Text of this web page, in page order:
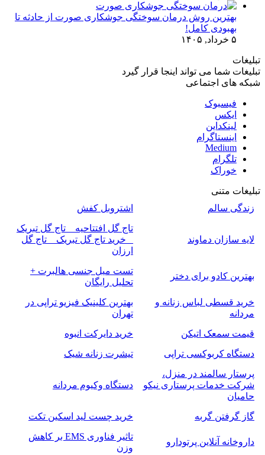
بهترین روش درمان سوختگی جوشکاری صورت از حادثه تا
بهبودی کامل!
۵ خرداد, ۱۴۰۵
تبلیغات
تبلیغات شما می تواند اینجا قرار گیرد
شبکه های اجتماعی
فیسبوک
ایکس
لینکداین
اینستاگرام
Medium
تلگرام
خوراک
تبلیغات متنی
زندگی سالم
اشتروبل کفش
لایه سازان دماوند
تاج گل افتتاحیه _ تاج گل تبریک
_ خرید تاج گل تبریک _ تاج گل
ارزان
بهترین کادو برای دختر
تست میل جنسی هالبرت +
تحلیل رایگان
خرید قسطی لباس زنانه و
مردانه
بهترین کلینیک فیزیو تراپی در
تهران
قیمت سمعک اتیکن
خرید دایرکت انبوه
دستگاه کربوکسی تراپی
تیشرت زنانه شیک
پرستار سالمند در منزل،
شرکت خدمات پرستاری نیکو
حامیان
دستگاه وکیوم مردانه
گاز گرفتن گربه خرید چست لید اسکین تکت
داروخانه آنلاین پرتودارو
تاثیر فناوری EMS بر کاهش
وزن